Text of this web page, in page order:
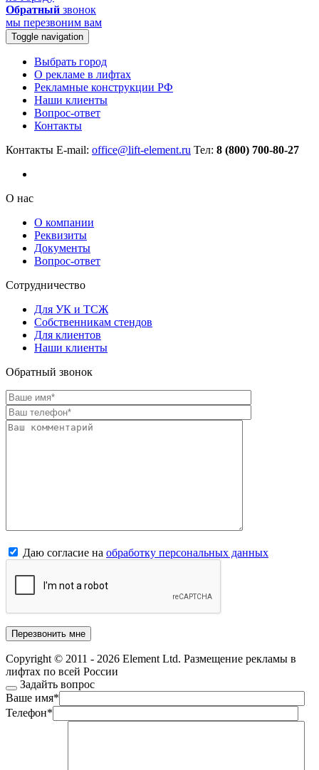
Обратный звонок
мы перезвоним вам
Toggle navigation
Выбрать город
О рекламе в лифтах
Рекламные конструкции РФ
Наши клиенты
Вопрос-ответ
Контакты
Контакты E-mail: office@lift-element.ru Тел: 8 (800) 700-80-27
О нас
О компании
Реквизиты
Документы
Вопрос-ответ
Сотрудничество
Для УК и ТСЖ
Собственникам стендов
Для клиентов
Наши клиенты
Обратный звонок
Даю согласие на обработку персональных данных
Copyright © 2011 - 2026 Element Ltd. Размещение рекламы в
лифтах по всей России
Задайть вопрос
Ваше имя*
Телефон*